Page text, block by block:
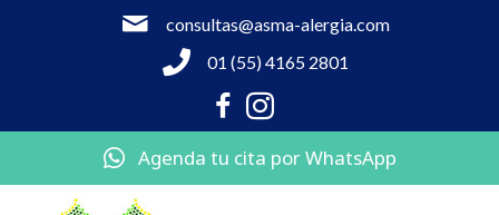
consultas@asma-alergia.com
01 (55) 4165 2801
Agenda tu cita por WhatsApp